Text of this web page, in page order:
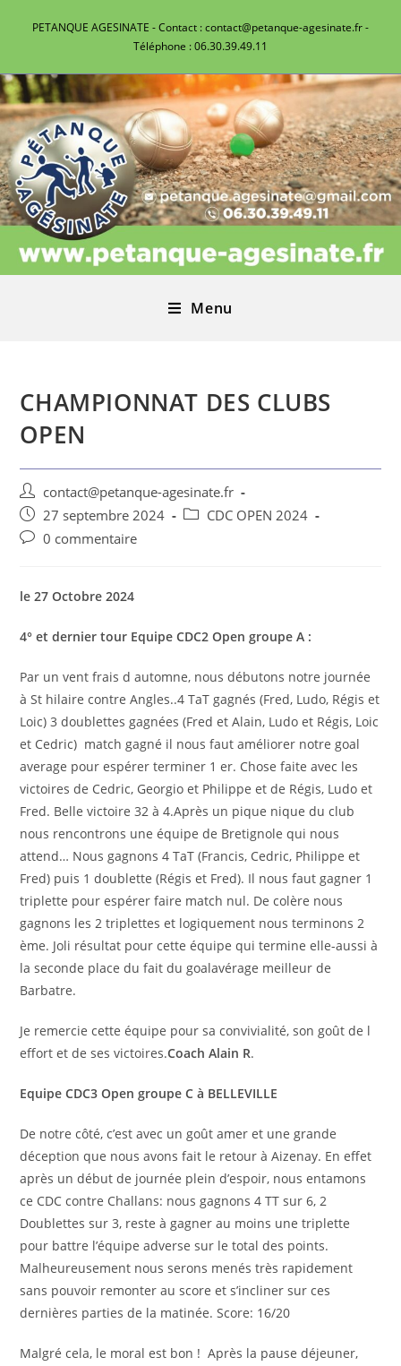
PETANQUE AGESINATE - Contact : contact@petanque-agesinate.fr -
Téléphone : 06.30.39.49.11
Menu
CHAMPIONNAT DES CLUBS
OPEN
contact@petanque-agesinate.fr
27 septembre 2024
CDC OPEN 2024
0 commentaire
le 27 Octobre 2024
4° et dernier tour Equipe CDC2 Open groupe A :
Par un vent frais d automne, nous débutons notre journée
à St hilaire contre Angles..4 TaT gagnés (Fred, Ludo, Régis et
Loic) 3 doublettes gagnées (Fred et Alain, Ludo et Régis, Loic
et Cedric) match gagné il nous faut améliorer notre goal
average pour espérer terminer 1 er. Chose faite avec les
victoires de Cedric, Georgio et Philippe et de Régis, Ludo et
Fred. Belle victoire 32 à 4.Après un pique nique du club
nous rencontrons une équipe de Bretignole qui nous
attend… Nous gagnons 4 TaT (Francis, Cedric, Philippe et
Fred) puis 1 doublette (Régis et Fred). Il nous faut gagner 1
triplette pour espérer faire match nul. De colère nous
gagnons les 2 triplettes et logiquement nous terminons 2
ème. Joli résultat pour cette équipe qui termine elle-aussi à
la seconde place du fait du goalavérage meilleur de
Barbatre.
Je remercie cette équipe pour sa convivialité, son goût de l
effort et de ses victoires.Coach Alain R.
Equipe CDC3 Open groupe C à BELLEVILLE
De notre côté, c’est avec un goût amer et une grande
déception que nous avons fait le retour à Aizenay. En effet
après un début de journée plein d’espoir, nous entamons
ce CDC contre Challans: nous gagnons 4 TT sur 6, 2
Doublettes sur 3, reste à gagner au moins une triplette
pour battre l’équipe adverse sur le total des points.
Malheureusement nous serons menés très rapidement
sans pouvoir remonter au score et s’incliner sur ces
dernières parties de la matinée. Score: 16/20
Malgré cela, le moral est bon ! Après la pause déjeuner,